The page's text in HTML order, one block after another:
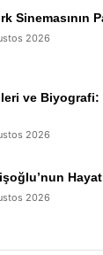
Sinemasının
2026
ve Biyografi:
2026
2026